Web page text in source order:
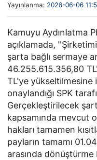
Yayınlanma: 2026-06-06
Kamuyu Aydınlatma
açıklamada,
şarta bağlı sermaye
46.255.615.356,80
TL'ye yükseltilmesine
onaylandığı SPK
Gerçekleştirilecek
kapsamında mevcut
hakları tamamen
payların tamamı
arasında dönüştürme